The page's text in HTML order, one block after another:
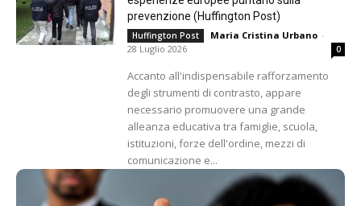
prevenzione (Huffington Post)
Huffington Post Maria Cristina Urbano -
28 Luglio 2026
0
Accanto all'indispensabile rafforzamento
degli strumenti di contrasto, appare
necessario promuovere una grande
alleanza educativa tra famiglie, scuola,
istituzioni, forze dell'ordine, mezzi di
comunicazione e...